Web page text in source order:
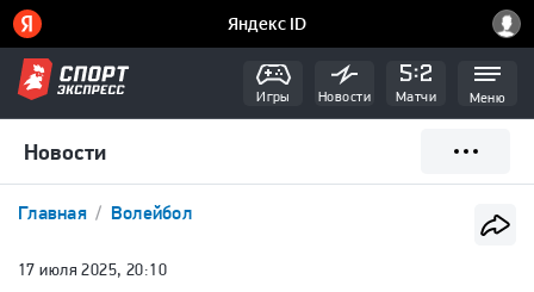
Игры Новости Матчи Меню
Новости
Главная Волейбол
17 июля 2025, 20:10